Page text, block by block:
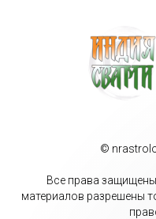
©
Все права
материалов разрешены